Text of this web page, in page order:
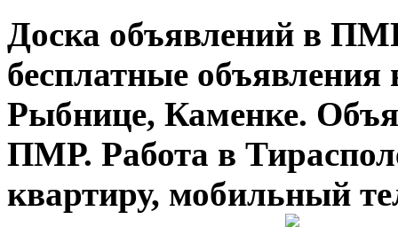
Доска объявлений в
бесплатные объявления
Рыбнице, Каменке.
ПМР. Работа в
квартиру, мобильный